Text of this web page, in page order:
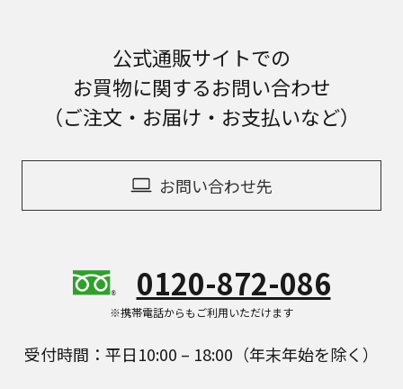
公式通販サイトでの
お買物に関するお問い合わせ
（ご注文・お届け・お支払いなど）
お問い合わせ先
0120-872-086
※携帯電話からもご利用いただけます
受付時間：平日10:00 – 18:00（年末年始を除く）